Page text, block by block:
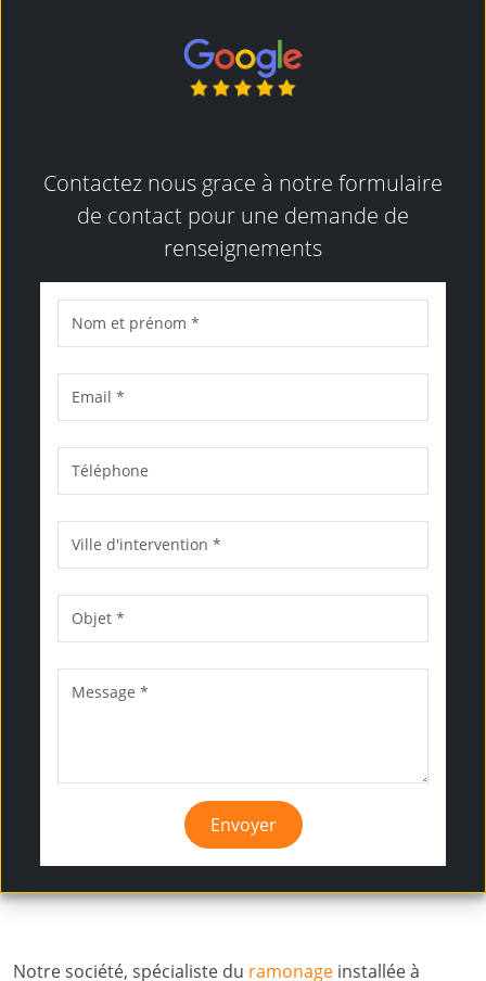
Contactez nous grace à notre formulaire
de contact pour une demande de
renseignements
Envoyer
Notre société, spécialiste du ramonage installée à